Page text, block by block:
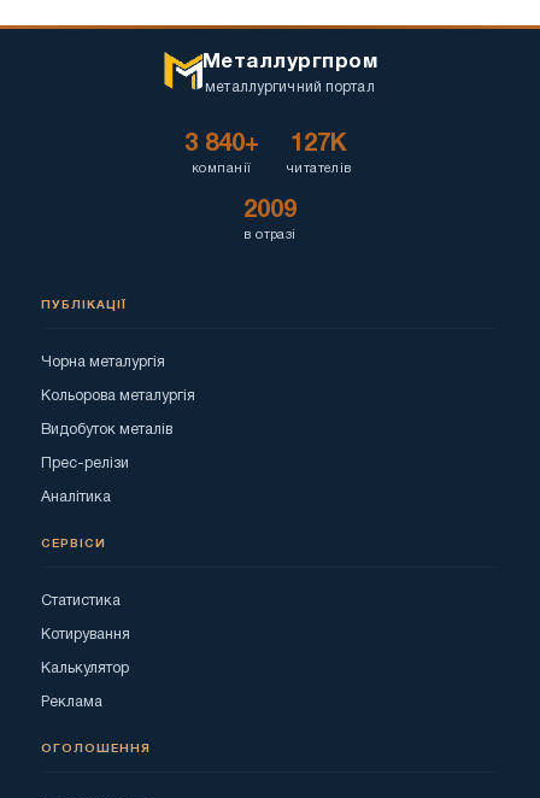
Металлургпром
металлургичний портал
3 840+
компанії
127K
читателів
2009
в отразі
ПУБЛІКАЦІЇ
Чорна металургія
Кольорова металургія
Видобуток металів
Прес-релізи
Аналітика
СЕРВІСИ
Статистика
Котирування
Калькулятор
Реклама
ОГОЛОШЕННЯ